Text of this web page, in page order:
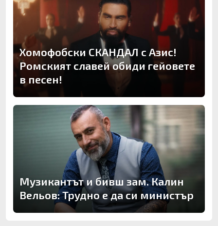
Хомофобски СКАНДАЛ с Азис!
Ромският славей обиди гейовете
в песен!
Музикантът и бивш зам. Калин
Вельов: Трудно е да си министър